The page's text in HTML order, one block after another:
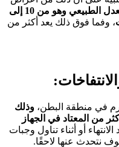
ويمكنك التعرف على المعدل الطبيعي وهو من 10 إلى
، وفما فوق ذلك يعد أكثر من
في منطقة البطن، وذلك
من المعتاد في الجهاز
أو أثناء تناول وجبات
نتحدث عنها لاحقًا.